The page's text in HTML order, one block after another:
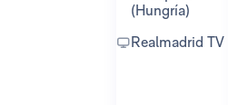
(Hungría)
Realmadrid TV